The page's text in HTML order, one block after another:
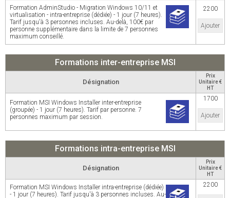
Formation AdminStudio - Migration Windows 10/11 et
virtualisation - intra-entreprise (dédiée) - 1 jour (7 heures).
Tarif jusqu'à 3 personnes incluses. Au-delà, 100€ par
personne supplémentaire dans la limite de 7 personnes
maximum conseillé.
2200
Ajouter
Formations inter-entreprise MSI
Désignation
Prix
Unitaire €
HT
Formation MSI Windows Installer inter-entreprise
(groupée) - 1 jour (7 heures). Tarif par personne. 7
personnes maximum par session.
1700
Ajouter
Formations intra-entreprise MSI
Désignation
Prix
Unitaire €
HT
Formation MSI Windows Installer intra-entreprise (dédiée)
- 1 jour (7 heures). Tarif jusqu'à 3 personnes incluses. Au-
2200